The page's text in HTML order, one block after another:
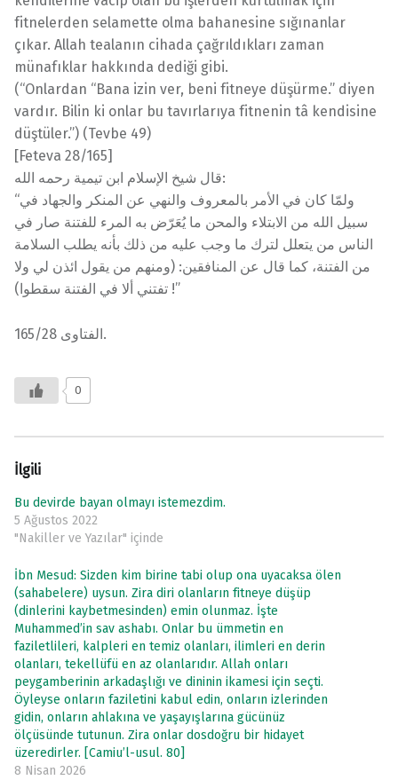
fitnelerden selamette olma bahanesine sığınanlar
çıkar. Allah tealanın cihada çağrıldıkları zaman
münafıklar hakkında dediği gibi.
(“Onlardan “Bana izin ver, beni fitneye düşürme.” diyen
vardır. Bilin ki onlar bu tavırlarıya fitnenin tâ kendisine
düştüler.”) (Tevbe 49)
[Feteva 28/165]
قال شيخ الإسلام ابن تيمية رحمه الله:
“ولمّا كان في الأمر بالمعروف والنهي عن المنكر والجهاد في
سبيل الله من الابتلاء والمحن ما يُعَرّض به المرء للفتنة صار في
الناس من يتعلل لترك ما وجب عليه من ذلك بأنه يطلب السلامة
من الفتنة، كما قال عن المنافقين: (ومنهم من يقول ائذن لي ولا
تفتني ألا في الفتنة سقطوا) !”
الفتاوى 165/28.
0
İlgili
Bu devirde bayan olmayı istemezdim.
5 Ağustos 2022
"Nakiller ve Yazılar" içinde
İbn Mesud: Sizden kim birine tabi olup ona uyacaksa ölen
(sahabelere) uysun. Zira diri olanların fitneye düşüp
(dinlerini kaybetmesinden) emin olunmaz. İşte
Muhammed’in sav ashabı. Onlar bu ümmetin en
faziletlileri, kalpleri en temiz olanları, ilimleri en derin
olanları, tekellüfü en az olanlarıdır. Allah onları
peygamberinin arkadaşlığı ve dininin ikamesi için seçti.
Öyleyse onların faziletini kabul edin, onların izlerinden
gidin, onların ahlakına ve yaşayışlarına gücünüz
ölçüsünde tutunun. Zira onlar dosdoğru bir hidayet
üzeredirler. [Camiu’l-usul. 80]
8 Nisan 2026